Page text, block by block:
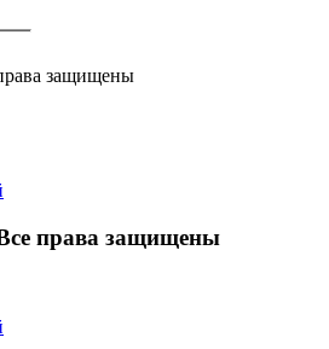
защищены
права защищены